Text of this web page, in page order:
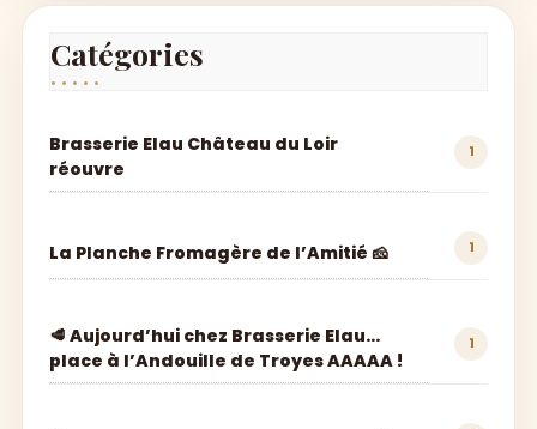
Catégories
Brasserie Elau Château du Loir
réouvre
1
La Planche Fromagère de l’Amitié 🧀 1
🥩 Aujourd’hui chez Brasserie Elau…
place à l’Andouille de Troyes AAAAA !
1